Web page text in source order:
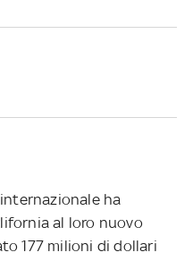
ha
al loro nuovo
177 milioni di dollari